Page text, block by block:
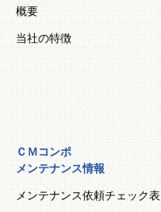
概要
当社の特徴
ＣＭコンポ
メンテナンス情報
メンテナンス依頼チェック表